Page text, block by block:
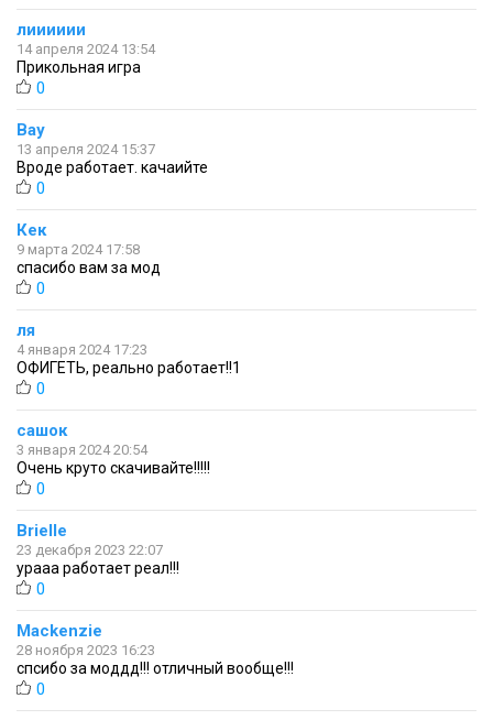
лииииии
14 апреля 2024 13:54
Прикольная игра
0
Вау
13 апреля 2024 15:37
Вроде работает. качаийте
0
Кек
9 марта 2024 17:58
спасибо вам за мод
0
ля
4 января 2024 17:23
ОФИГЕТЬ, реально работает!!1
0
сашок
3 января 2024 20:54
Очень круто скачивайте!!!!!
0
Brielle
23 декабря 2023 22:07
урааа работает реал!!!
0
Mackenzie
28 ноября 2023 16:23
спсибо за моддд!!! отличный вообще!!!
0